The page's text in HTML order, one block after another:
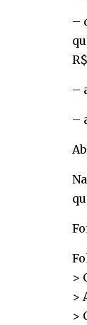
–
–
–
>
>
>